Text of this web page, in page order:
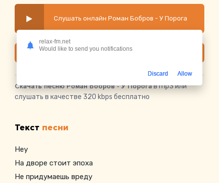
Слушать онлайн Роман Бобров - У Порога
Скачать
Скачать песню Роман Бобров - У Порогав mp3 или
слушать в качестве 320 kbps бесплатно
Текст песни
Hey
На дворе стоит эпоха
Не придумаешь вреду
relax-fm.net
Would like to send you notifications
Discard Allow